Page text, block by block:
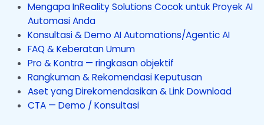
Mengapa InReality Solutions Cocok untuk Proyek AI
Automasi Anda
Konsultasi & Demo AI Automations/Agentic AI
FAQ & Keberatan Umum
Pro & Kontra — ringkasan objektif
Rangkuman & Rekomendasi Keputusan
Aset yang Direkomendasikan & Link Download
CTA — Demo / Konsultasi